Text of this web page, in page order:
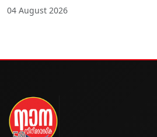
04 August 2026